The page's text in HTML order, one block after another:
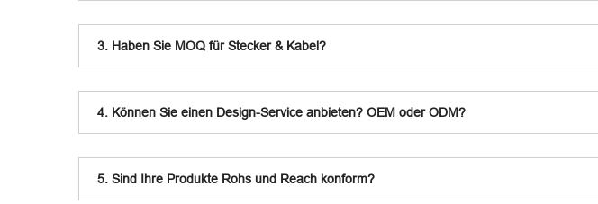
3. Haben Sie MOQ für Stecker & Kabel?
4. Können Sie einen Design-Service anbieten? OEM oder ODM?
5. Sind Ihre Produkte Rohs und Reach konform?